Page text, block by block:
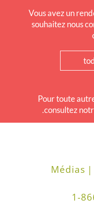
Vous avez un
souhaitez nous
Pour toute
consultez
Médias
1-